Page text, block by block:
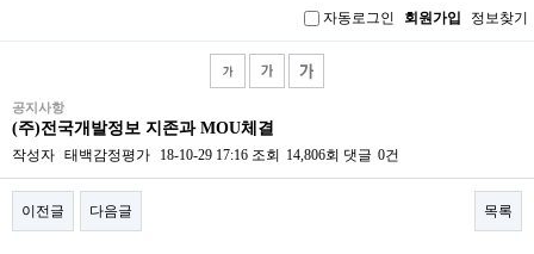
자동로그인 회원가입 정보찾기
공지사항
(주)전국개발정보 지존과 MOU체결
작성자 태백감정평가 18-10-29 17:16 조회 14,806회 댓글 0건
이전글 다음글 목록